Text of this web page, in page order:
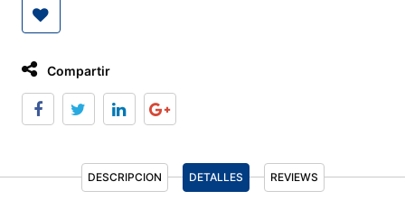
Compartir
DESCRIPCION DETALLES REVIEWS